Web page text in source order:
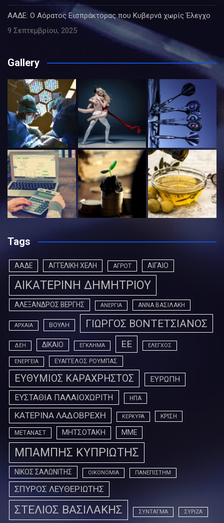
ΑΑΔΕ: Ο Αόρατος Εισπράκτορας που Κυβερνά χωρίς Έλεγχο
9 Σεπτεμβρίου, 2025
Gallery
Tags
ΑΑΔΕ ΑΓΓΕΛΙΚΗ ΧΕΛΗ ΑΓΡΟΤ ΑΙΓΑΙΟ
ΑΙΚΑΤΕΡΙΝΗ ΔΗΜΗΤΡΙΟΥ
ΑΛΕΞΑΝΔΡΟΣ ΒΕΡΓΗΣ ΑΝΕΡΓΙΑ ΑΝΝΑ ΒΑΣΙΛΑΚΗ
ΑΡΧΑΙΑ ΒΟΥΛΗ ΓΙΩΡΓΟΣ ΒΟΝΤΕΤΣΙΑΝΟΣ
ΔΕΗ ΔΙΚΑΙΟ ΕΓΚΛΗΜΑ ΕΕ ΕΛΕΓΧΟΣ
ΕΝΕΡΓΕΙΑ ΕΥΑΓΓΕΛΟΣ ΡΟΥΜΠΑΣ
ΕΥΘΥΜΙΟΣ ΚΑΡΑΧΡΗΣΤΟΣ ΕΥΡΩΠΗ
ΕΥΣΤΑΘΙΑ ΠΑΛΑΙΟΧΩΡΙΤΗ ΗΠΑ
ΚΑΤΕΡΙΝΑ ΛΑΔΟΒΡΕΧΗ ΚΕΡΚΥΡΑ ΚΡΙΣΗ
ΜΕΤΑΝΑΣΤ ΜΗΤΣΟΤΑΚΗ ΜΜΕ
ΜΠΑΜΠΗΣ ΚΥΠΡΙΩΤΗΣ
ΝΙΚΟΣ ΣΑΛΩΝΙΤΗΣ ΟΙΚΟΝΟΜΙΑ ΠΑΝΕΠΙΣΤΗΜ
ΣΠΥΡΟΣ ΛΕΥΘΕΡΙΩΤΗΣ
ΣΤΕΛΙΟΣ ΒΑΣΙΛΑΚΗΣ ΣΥΝΤΑΓΜΑ ΣΥΡΙΖΑ